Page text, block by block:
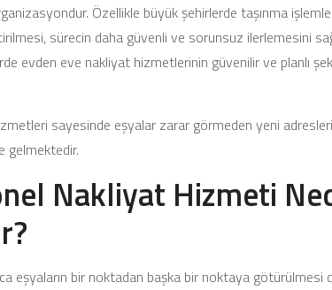
Özellikle büyük şehirlerde taşınma
sürecin daha güvenli ve sorunsuz ilerlemesini
evden eve nakliyat hizmetlerinin güvenilir ve planlı
sayesinde eşyalar zarar görmeden yeni
gelmektedir.
Nakliyat Hizmeti
eşyaların bir noktadan başka bir noktaya